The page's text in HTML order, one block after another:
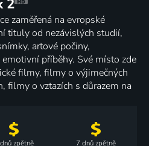
2
zaměřená na evropské
tituly od nezávislých studií,
artové počiny,
příběhy. Své místo zde
filmy, filmy o výjimečných
filmy o vztazích s důrazem na
zpětně 7 dnůzpětně